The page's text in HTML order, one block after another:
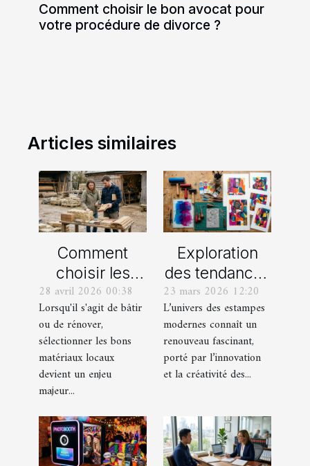
Comment choisir le bon avocat pour
votre procédure de divorce ?
Articles similaires
Comment
choisir les
meilleurs
matériaux
locaux pour
votre maison ?
28 avril 2026 00:38
Lorsqu'il s'agit de bâtir
ou de rénover,
sélectionner les bons
matériaux locaux
devient un enjeu
majeur...
Exploration
des tendances
actuelles en
estampes
modernes
23 mars 2026 12:20
L’univers des estampes
modernes connaît un
renouveau fascinant,
porté par l’innovation
et la créativité des...